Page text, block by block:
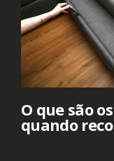
O que são
quando